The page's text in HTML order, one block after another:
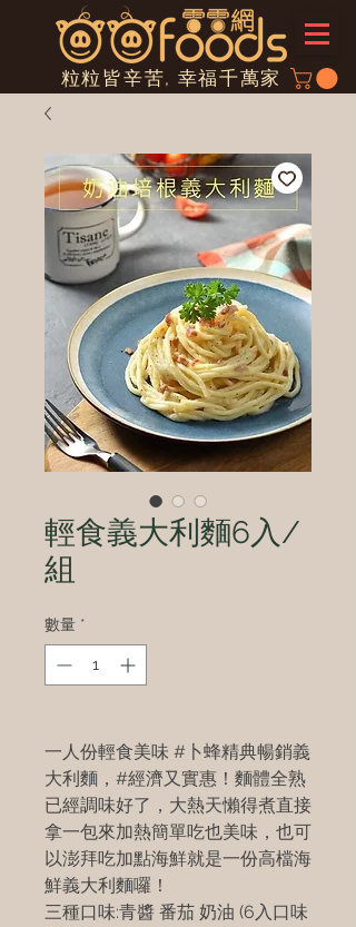
粒粒皆辛苦, 幸福千萬家
輕食義大利麵6入/
組
數量 *
一人份輕食美味 #卜蜂精典暢銷義
大利麵，#經濟又實惠！麵體全熟
已經調味好了，大熱天懶得煮直接
拿一包來加熱簡單吃也美味，也可
以澎拜吃加點海鮮就是一份高檔海
鮮義大利麵囉！
三種口味:青醬 番茄 奶油 (6入口味